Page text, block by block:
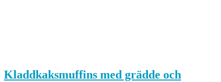
Kladdkaksmuffins med grädde och